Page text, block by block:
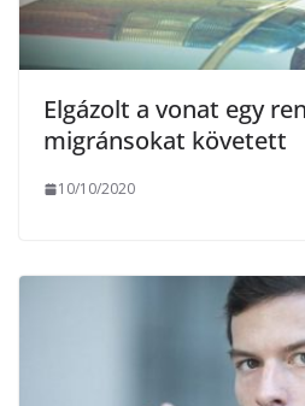
Elgázolt a vonat egy
migránsokat követett
10/10/2020